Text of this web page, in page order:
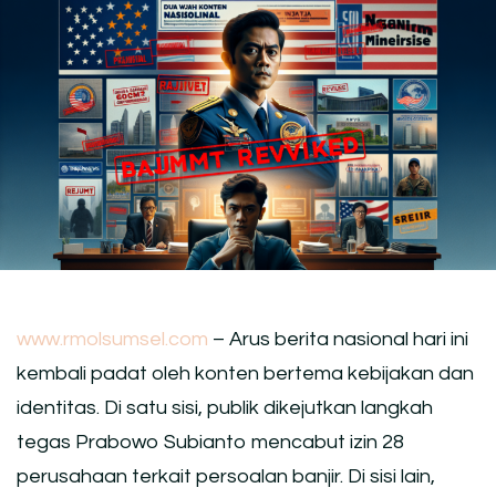
www.rmolsumsel.com – Arus berita nasional hari ini
kembali padat oleh konten bertema kebijakan dan
identitas. Di satu sisi, publik dikejutkan langkah
tegas Prabowo Subianto mencabut izin 28
perusahaan terkait persoalan banjir. Di sisi lain,